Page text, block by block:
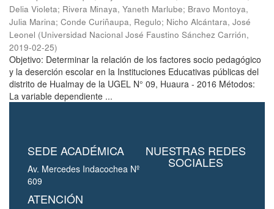
Delia Violeta; Rivera Minaya, Yaneth Marlube; Bravo Montoya,
Julia Marina; Conde Curiñaupa, Regulo; Nicho Alcántara, José
Leonel (Universidad Nacional José Faustino Sánchez Carrión,
2019-02-25)
Objetivo: Determinar la relación de los factores socio pedagógico
y la deserción escolar en la Instituciones Educativas públicas del
distrito de Hualmay de la UGEL N° 09, Huaura - 2016 Métodos:
La variable dependiente ...
SEDE ACADÉMICA
Av. Mercedes Indacochea Nº
609
ATENCIÓN
NUESTRAS REDES
SOCIALES